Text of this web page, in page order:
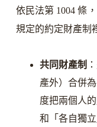
依民法第 1004 條
規定的約定財產制
共同財產制
產外）合併
度把兩個人
和「各自獨